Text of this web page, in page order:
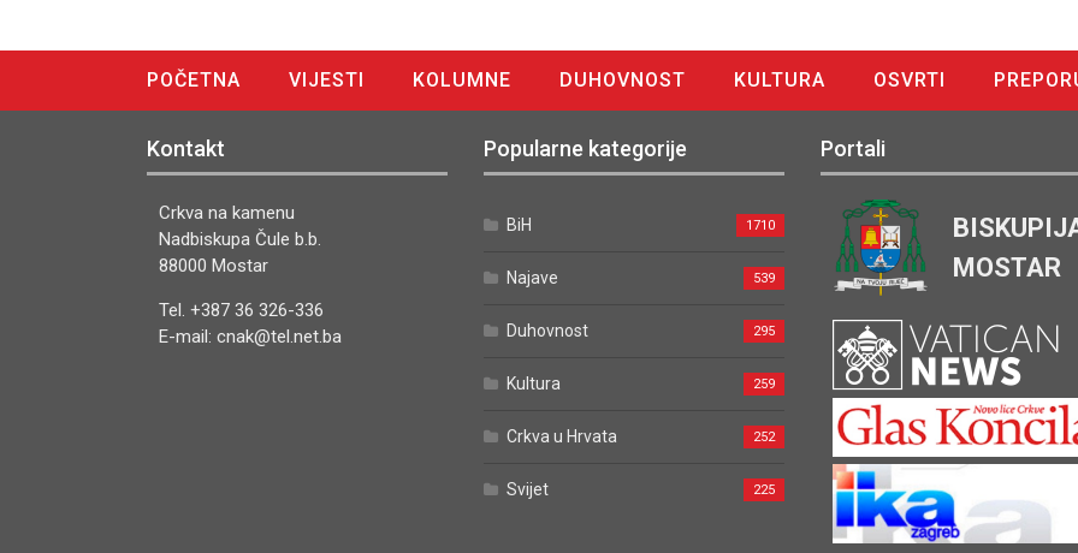
POČETNA VIJESTI KOLUMNE DUHOVNOST KULTURA OSVRTI
Kontakt
Crkva na kamenu
Nadbiskupa Čule b.b.
88000 Mostar
Tel. +387 36 326-336
E-mail: cnak@tel.net.ba
Popularne kategorije
BiH 1710
Najave 539
Duhovnost 295
Kultura 259
Crkva u Hrvata 252
Svijet 225
Portali
MOSTAR